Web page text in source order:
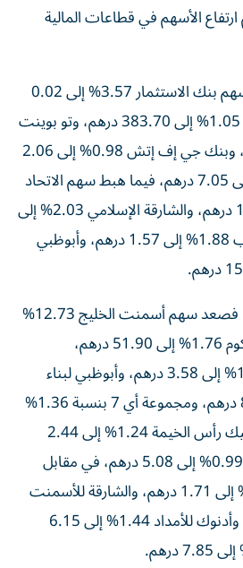
الأسهم في قطاعات المالية
في قطاع المالية، ارتفع سهم بنك الاستثمار 3.57% إلى 0.02
درهم، والعالمية القابضة 1.05% إلى 383.70 درهم، وتو بوينت
زيرو 1% إلى 2.02 درهم، وبنك جي إف إتش 0.98% إلى 2.06
درهم، وأدنيك 0.28% إلى 7.05 درهم، فيما هبط سهم الاتحاد
للتأمين 4.38% إلى 1.31 درهم، والشارقة الإسلامي 2.03% إلى
2.90 درهم، وانفستكورب 1.88% إلى 1.57 درهم، وأبوظبي
أما في قطاع الصناعات، فصعد سهم أسمنت الخليج 12.73%
إلى 1.24 درهم، وأوراسكوم 1.76% إلى 51.90 درهم،
وايبيكس للاستثمار 1.70% إلى 3.58 درهم، وأبوظبي لبناء
السفن 1.49% إلى 8.16 درهم، ومجموعة أي 7 بنسبة 1.36%
إلى 0.97 درهم، وسيراميك رأس الخيمة 1.24% إلى 2.44
درهم، وأبوظبي للموانئ 0.99% إلى 5.08 درهم، في مقابل
تراجع سهم بلدكو 2.84% إلى 1.71 درهم، والشارقة للأسمنت
2.54% إلى 1.15 درهم، وأدنوك للأمداد 1.44% إلى 6.15